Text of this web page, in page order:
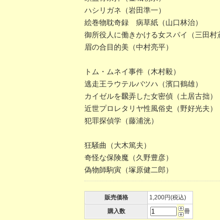
ハシリガネ（岩田準一）
絵巻物耽奇録 病草紙（山口林治）
御所役人に働きかける女スパイ（三田村
眉の合目的美（中村亮平）
トム・ムネイ事件（木村毅）
逃走王ラウテルバツハ（濱口鶴雄）
カイゼルを飜弄した女密偵（土居古拙）
近世プロレタリヤ性風俗史（野好光夫）
犯罪探偵学（藤浦洸）
狂騒曲（大木篤夫）
奇怪な保険魔（久野豊彦）
偽物師駒寅（塚原健二郎）
販売価格
1,200円(税込)
購入数
冊